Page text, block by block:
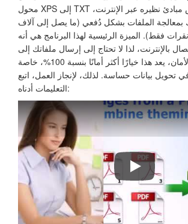
محول XPS إلى TXT غير المتصل بنفس مبادئ نظيره عبر الإنترنت،
الملفات بشكل دُفعي (ما يصل إلى آلاف
فقط). الميزة الرئيسية لهذا البرنامج هي أنه
بالإنترنت، لذا لا تحتاج إلى إرسال ملفاتك إلى
الويب. من حيث الأمان، يعد هذا خيارًا أكثر أمانًا بنسبة 100%، خاصة
تحويل بيانات حساسة. لذلك، لإنجاز العمل، اتبع
التعليمات أدناه: